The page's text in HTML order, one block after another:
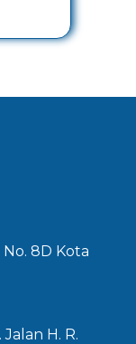
8D Kota
H. R.